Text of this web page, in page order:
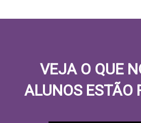
VEJA O QUE
ALUNOS ESTÃO